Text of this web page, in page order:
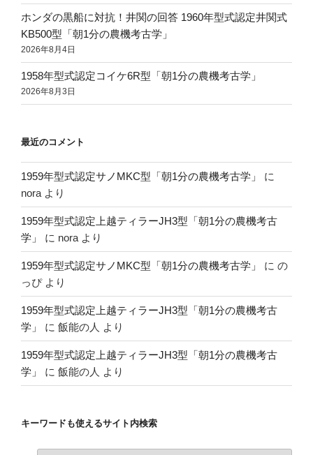
ホンダの黒船に対抗！井関の回答 1960年型式認定井関式
KB500型「朝1分の農機考古学」
2026年8月4日
1958年型式認定コイケ6R型「朝1分の農機考古学」
2026年8月3日
最近のコメント
1959年型式認定サノMKC型「朝1分の農機考古学」
に
nora より
1959年型式認定上越ティラーJH3型「朝1分の農機考古
学」
に nora より
1959年型式認定サノMKC型「朝1分の農機考古学」 に の
っぴより
1959年型式認定上越ティラーJH3型「朝1分の農機考古
学」
に 飯能の人 より
1959年型式認定上越ティラーJH3型「朝1分の農機考古
学」
に 飯能の人 より
キーワードも使えるサイト内検索